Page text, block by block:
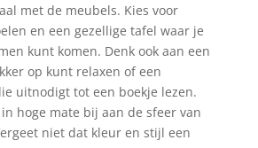
met de meubels. Kies voor
en een gezellige tafel waar je
kunt komen. Denk ook aan een
op kunt relaxen of een
uitnodigt tot een boekje lezen.
hoge mate bij aan de sfeer van
niet dat kleur en stijl een